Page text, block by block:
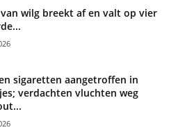
wilg breekt af en valt op vier
sigaretten aangetroffen in
verdachten vluchten weg